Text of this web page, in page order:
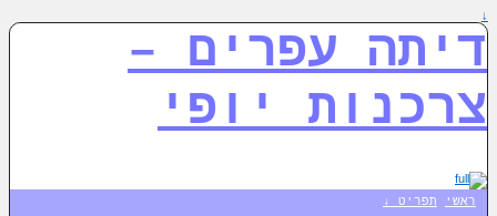
↓
דיתה עפרים –
צרכנות יופי
ראשי תפריט ↓